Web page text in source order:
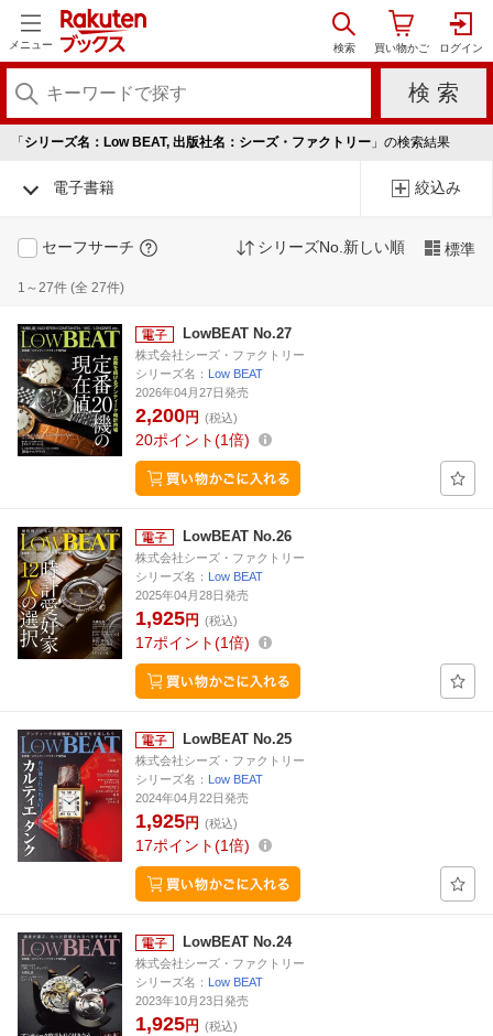
メニュー
「 シリーズ名：Low BEAT, 出版社名：シーズ・ファクトリー 」の検索結果
電子書籍 絞込み
セーフサーチ シリーズNo.新しい順 標準
1～27件 (全 27件)
LowBEAT No.27
株式会社シーズ・ファクトリー
シリーズ名： Low BEAT
2026年04月27日発売
2,200円 (税込)
20ポイント 1倍
LowBEAT No.26
株式会社シーズ・ファクトリー
シリーズ名： Low BEAT
2025年04月28日発売
1,925円 (税込)
17ポイント 1倍
LowBEAT No.25
株式会社シーズ・ファクトリー
シリーズ名： Low BEAT
2024年04月22日発売
1,925円 (税込)
17ポイント 1倍
LowBEAT No.24
株式会社シーズ・ファクトリー
シリーズ名： Low BEAT
2023年10月23日発売
1,925円 (税込)